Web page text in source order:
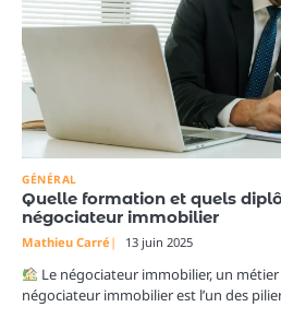
GÉNÉRAL
Quelle formation et quels
négociateur immobilier
Mathieu Carré 13 juin 2025
Le négociateur immobilier, un métier
négociateur immobilier est l’un des